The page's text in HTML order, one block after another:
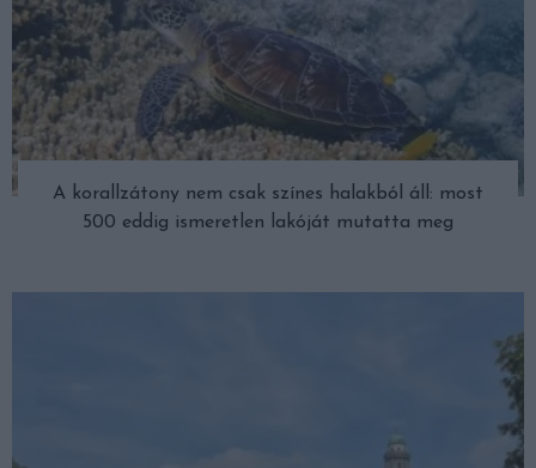
A korallzátony nem csak színes halakból áll: most
500 eddig ismeretlen lakóját mutatta meg